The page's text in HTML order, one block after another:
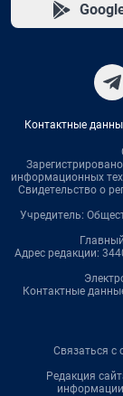
Контактные
информационных
Свидетельство о
Учредитель:
Адрес редакции:
Контактные
Связаться с
Редакция